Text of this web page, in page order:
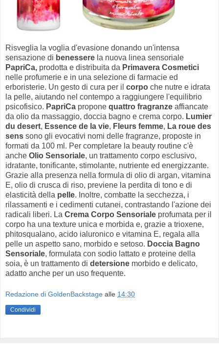
Risveglia la voglia d'evasione donando un'intensa
sensazione di benessere la nuova linea sensoriale
PapriCa, prodotta e distribuita da Primavera Cosmetici
nelle profumerie e in una selezione di farmacie ed
erboristerie. Un gesto di cura per il corpo che nutre e idrata
la pelle, aiutando nel contempo a raggiungere l'equilibrio
psicofisico. PapriCa propone quattro fragranze affiancate
da olio da massaggio, doccia bagno e crema corpo. Lumier
du desert, Essence de la vie, Fleurs femme, La roue des
sens sono gli evocativi nomi delle fragranze, proposte in
formati da 100 ml. Per completare la beauty routine c'è
anche Olio Sensoriale, un trattamento corpo esclusivo,
idratante, tonificante, stimolante, nutriente ed energizzante.
Grazie alla presenza nella formula di olio di argan, vitamina
E, olio di crusca di riso, previene la perdita di tono e di
elasticità della pelle. Inoltre, combatte la secchezza, i
rilassamenti e i cedimenti cutanei, contrastando l'azione dei
radicali liberi. La Crema Corpo Sensoriale profumata per il
corpo ha una texture unica e morbida e, grazie a trioxene,
phitosqualano, acido ialuronico e vitamina E, regala alla
pelle un aspetto sano, morbido e setoso. Doccia Bagno
Sensoriale, formulata con sodio lattato e proteine della
soia, è un trattamento di detersione morbido e delicato,
adatto anche per un uso frequente.
Redazione di GoldenBackstage alle 14:30
Condividi